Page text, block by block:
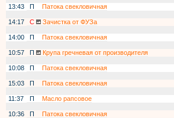
13:43
П
Патока свекловичная
14:17
С
Зачистка от ФУЗа
14:00
П
Патока свекловичная
10:57
П
Крупа гречневая от производителя
10:08
П
Патока свекловичная
15:03
П
Патока свекловичная
11:37
П
Масло рапсовое
10:36
П
Патока свекловичная